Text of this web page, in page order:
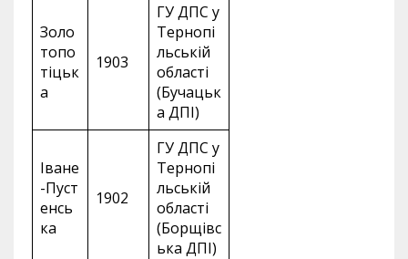
Золо
топо
тіцьк
а
1903
ГУ ДПС у
Тернопі
льській
області
(Бучацьк
а ДПІ)
Іване
-Пуст
енсь
ка
1902
ГУ ДПС у
Тернопі
льській
області
(Борщівс
ька ДПІ)